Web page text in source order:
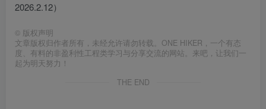
2026.2.12）
© 版权声明
文章版权归作者所有，未经允许请勿转载。ONE HIKER，一个有态
度、有料的非盈利性工程类学习与分享交流的网站。来吧，让我们一
起为明天努力！
THE END